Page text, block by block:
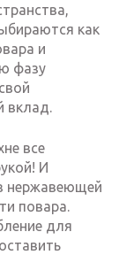
как
и
фазу
вклад.
все
И
нержавеющей
повара.
для